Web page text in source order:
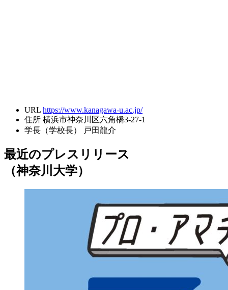
URL https://www.kanagawa-u.ac.jp/
住所 横浜市神奈川区六角橋3-27-1
学長（学校長）
戸田龍介
最近のプレスリリース
（神奈川大学）